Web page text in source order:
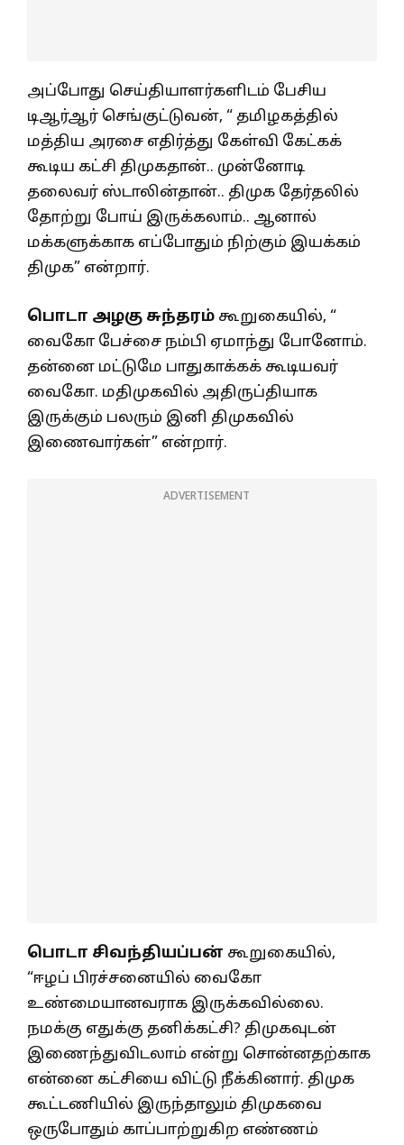
அப்போது செய்தியாளர்களிடம் பேசிய
டிஆர்ஆர் செங்குட்டுவன், “ தமிழகத்தில்
மத்திய அரசை எதிர்த்து கேள்வி கேட்கக்
கூடிய கட்சி திமுகதான்.. முன்னோடி
தலைவர் ஸ்டாலின்தான்.. திமுக தேர்தலில்
தோற்று போய் இருக்கலாம்.. ஆனால்
மக்களுக்காக எப்போதும் நிற்கும் இயக்கம்
திமுக” என்றார்.
பொடா அழகு சுந்தரம் கூறுகையில், “
வைகோ பேச்சை நம்பி ஏமாந்து போனோம்.
தன்னை மட்டுமே பாதுகாக்கக் கூடியவர்
வைகோ. மதிமுகவில் அதிருப்தியாக
இருக்கும் பலரும் இனி திமுகவில்
இணைவார்கள்” என்றார்.
ADVERTISEMENT
பொடா சிவந்தியப்பன் கூறுகையில்,
“ஈழப் பிரச்சனையில் வைகோ
உண்மையானவராக இருக்கவில்லை.
நமக்கு எதுக்கு தனிக்கட்சி? திமுகவுடன்
இணைந்துவிடலாம் என்று சொன்னதற்காக
என்னை கட்சியை விட்டு நீக்கினார். திமுக
கூட்டணியில் இருந்தாலும் திமுகவை
ஒருபோதும் காப்பாற்றுகிற எண்ணம்